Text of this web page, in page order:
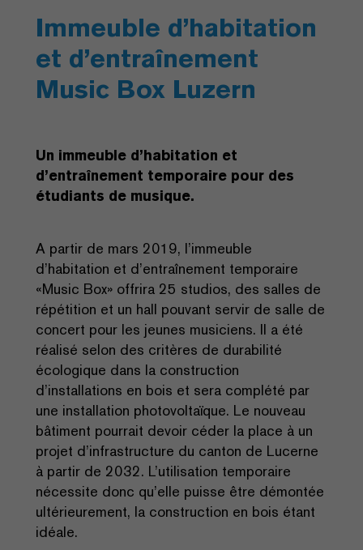
Immeuble d’habitation
et d’entraînement
Music Box Luzern
Un immeuble d’habitation et
d’entraînement temporaire pour des
étudiants de musique.
A partir de mars 2019, l’immeuble
d’habitation et d’entraînement temporaire
«Music Box» offrira 25 studios, des salles de
répétition et un hall pouvant servir de salle de
concert pour les jeunes musiciens. Il a été
réalisé selon des critères de durabilité
écologique dans la construction
d’installations en bois et sera complété par
une installation photovoltaïque. Le nouveau
bâtiment pourrait devoir céder la place à un
projet d’infrastructure du canton de Lucerne
à partir de 2032. L’utilisation temporaire
nécessite donc qu’elle puisse être démontée
ultérieurement, la construction en bois étant
idéale.